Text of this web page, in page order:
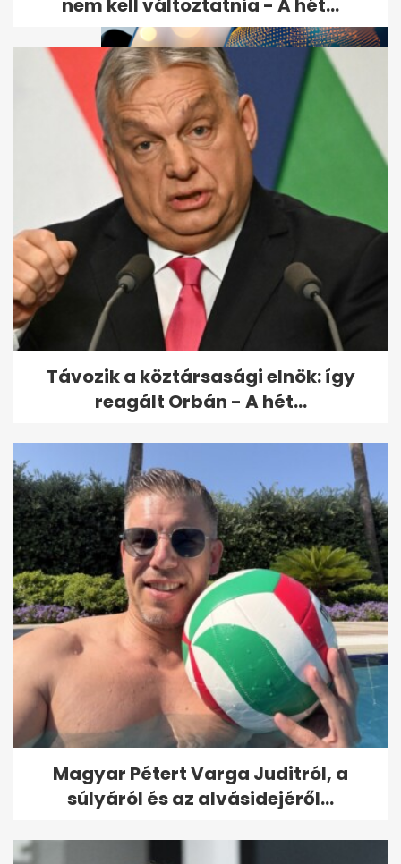
Orrspray-kisokos: mikor
melyiket válaszd?
nem kell változtatnia - A hét...
Távozik a köztársasági elnök: így
reagált Orbán - A hét...
Magyar Pétert Varga Juditról, a
súlyáról és az alvásidejéről...